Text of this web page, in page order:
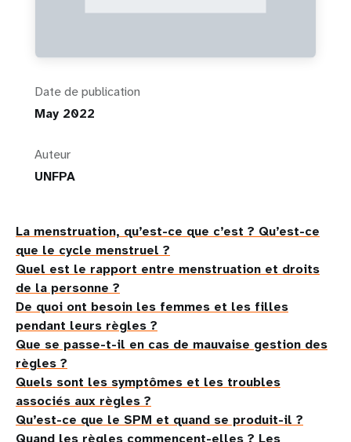
Date de publication
May 2022
Auteur
UNFPA
La menstruation, qu’est-ce que c’est ? Qu’est-ce
que le cycle menstruel ?
Quel est le rapport entre menstruation et droits
de la personne ?
De quoi ont besoin les femmes et les filles
pendant leurs règles ?
Que se passe-t-il en cas de mauvaise gestion des
règles ?
Quels sont les symptômes et les troubles
associés aux règles ?
Qu’est-ce que le SPM et quand se produit-il ?